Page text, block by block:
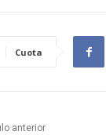
Cuota
anterior